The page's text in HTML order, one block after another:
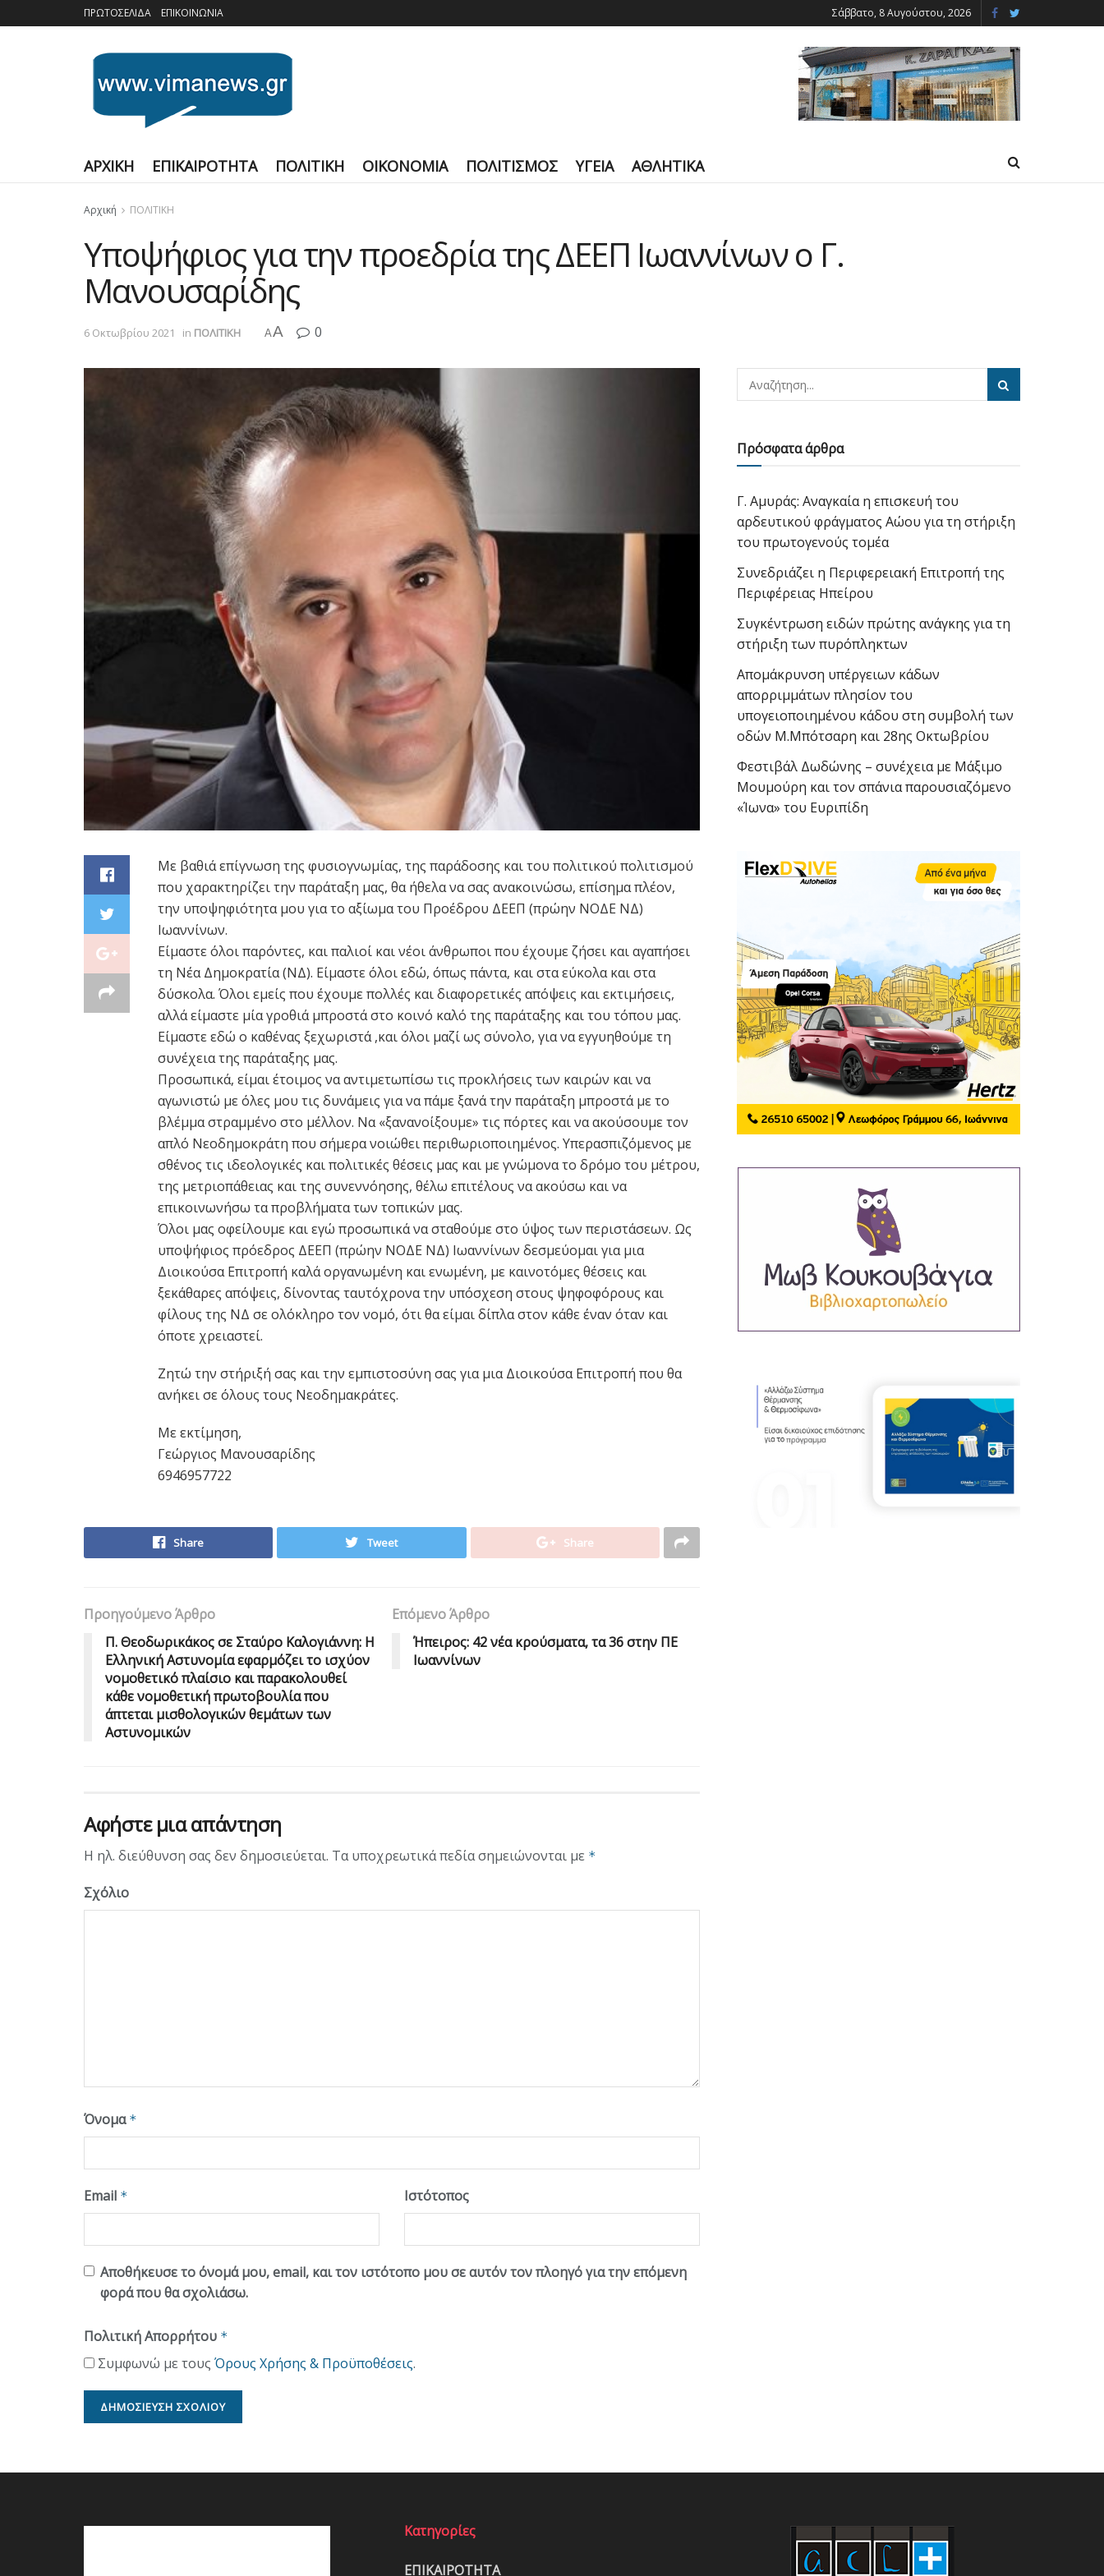
ΠΡΩΤΟΣΕΛΙΔΑ ΕΠΙΚΟΙΝΩΝΙΑ Σάββατο, 8 Αυγούστου, 2026
ΑΡΧΙΚΗ ΕΠΙΚΑΙΡΟΤΗΤΑ ΠΟΛΙΤΙΚΗ ΟΙΚΟΝΟΜΙΑ ΠΟΛΙΤΙΣΜΟΣ ΥΓΕΙΑ ΑΘΛΗΤΙΚΑ
Αρχική ΠΟΛΙΤΙΚΗ
Υποψήφιος για την προεδρία της ΔΕΕΠ Ιωαννίνων ο Γ.
Μανουσαρίδης
6 Οκτωβρίου 2021 in ΠΟΛΙΤΙΚΗ AA 0
Με βαθιά επίγνωση της φυσιογνωμίας, της παράδοσης και του πολιτικού πολιτισμού
που χαρακτηρίζει την παράταξη μας, θα ήθελα να σας ανακοινώσω, επίσημα πλέον,
την υποψηφιότητα μου για το αξίωμα του Προέδρου ΔΕΕΠ (πρώην ΝΟΔΕ ΝΔ)
Ιωαννίνων.
Είμαστε όλοι παρόντες, και παλιοί και νέοι άνθρωποι που έχουμε ζήσει και αγαπήσει
τη Νέα Δημοκρατία (ΝΔ). Είμαστε όλοι εδώ, όπως πάντα, και στα εύκολα και στα
δύσκολα. Όλοι εμείς που έχουμε πολλές και διαφορετικές απόψεις και εκτιμήσεις,
αλλά είμαστε μία γροθιά μπροστά στο κοινό καλό της παράταξης και του τόπου μας.
Είμαστε εδώ ο καθένας ξεχωριστά ,και όλοι μαζί ως σύνολο, για να εγγυηθούμε τη
συνέχεια της παράταξης μας.
Προσωπικά, είμαι έτοιμος να αντιμετωπίσω τις προκλήσεις των καιρών και να
αγωνιστώ με όλες μου τις δυνάμεις για να πάμε ξανά την παράταξη μπροστά με το
βλέμμα στραμμένο στο μέλλον. Να «ξανανοίξουμε» τις πόρτες και να ακούσουμε τον
απλό Νεοδημοκράτη που σήμερα νοιώθει περιθωριοποιημένος. Υπερασπιζόμενος με
σθένος τις ιδεολογικές και πολιτικές θέσεις μας και με γνώμονα το δρόμο του μέτρου,
της μετριοπάθειας και της συνεννόησης, θέλω επιτέλους να ακούσω και να
επικοινωνήσω τα προβλήματα των τοπικών μας.
Όλοι μας οφείλουμε και εγώ προσωπικά να σταθούμε στο ύψος των περιστάσεων. Ως
υποψήφιος πρόεδρος ΔΕΕΠ (πρώην ΝΟΔΕ ΝΔ) Ιωαννίνων δεσμεύομαι για μια
Διοικούσα Επιτροπή καλά οργανωμένη και ενωμένη, με καινοτόμες θέσεις και
ξεκάθαρες απόψεις, δίνοντας ταυτόχρονα την υπόσχεση στους ψηφοφόρους και
φίλους της ΝΔ σε ολόκληρο τον νομό, ότι θα είμαι δίπλα στον κάθε έναν όταν και
όποτε χρειαστεί.
Ζητώ την στήριξή σας και την εμπιστοσύνη σας για μια Διοικούσα Επιτροπή που θα
ανήκει σε όλους τους Νεοδημακράτες.
Με εκτίμηση,
Γεώργιος Μανουσαρίδης
6946957722
Share Tweet Share
Προηγούμενο Άρθρο
Π. Θεοδωρικάκος σε Σταύρο Καλογιάννη: Η
Ελληνική Αστυνομία εφαρμόζει το ισχύον
νομοθετικό πλαίσιο και παρακολουθεί
κάθε νομοθετική πρωτοβουλία που
άπτεται μισθολογικών θεμάτων των
Αστυνομικών
Επόμενο Άρθρο
Ήπειρος: 42 νέα κρούσματα, τα 36 στην ΠΕ
Ιωαννίνων
Αφήστε μια απάντηση
Η ηλ. διεύθυνση σας δεν δημοσιεύεται. Τα υποχρεωτικά πεδία σημειώνονται με *
Σχόλιο
Όνομα *
Email * Ιστότοπος
Αποθήκευσε το όνομά μου, email, και τον ιστότοπο μου σε αυτόν τον πλοηγό για την επόμενη
φορά που θα σχολιάσω.
Πολιτική Απορρήτου *
Συμφωνώ με τους Όρους Χρήσης & Προϋποθέσεις.
Πρόσφατα άρθρα
Γ. Αμυράς: Αναγκαία η επισκευή του
αρδευτικού φράγματος Αώου για τη στήριξη
του πρωτογενούς τομέα
Συνεδριάζει η Περιφερειακή Επιτροπή της
Περιφέρειας Ηπείρου
Συγκέντρωση ειδών πρώτης ανάγκης για τη
στήριξη των πυρόπληκτων
Απομάκρυνση υπέργειων κάδων
απορριμμάτων πλησίον του
υπογειοποιημένου κάδου στη συμβολή των
οδών Μ.Μπότσαρη και 28ης Οκτωβρίου
Φεστιβάλ Δωδώνης – συνέχεια με Μάξιμο
Μουμούρη και τον σπάνια παρουσιαζόμενο
«Ίωνα» του Ευριπίδη
Κατηγορίες
ΕΠΙΚΑΙΡΟΤΗΤΑ